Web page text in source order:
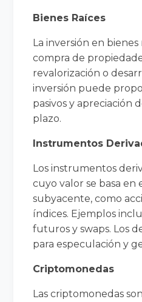
Bienes Raíces
La inversión en
compra de
revalorización o
inversión puede
pasivos y apreciación
plazo.
Instrumentos
Los instrumentos
cuyo valor se basa en
subyacente, como
índices. Ejemplos
futuros y swaps. Los
para especulación y
Criptomonedas
Las criptomonedas